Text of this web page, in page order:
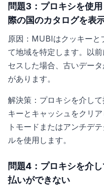
問題3：プロキシを使
際の国のカタログを表
原因：MUBIはクッキーと
て地域を特定します。以
セスした場合、古いデー
があります。
解決策：プロキシを介し
キーとキャッシュをクリ
トモードまたはアンチデ
ルを使用します。
問題4：プロキシを介
払いができない